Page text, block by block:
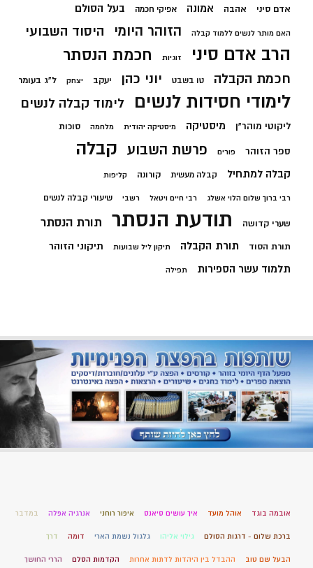
אדם סיני אהבה אמונה אפיקי חכמה בעל הסולם
האם מותר לנשים ללמוד קבלה הזוהר היומי היסוד השבועי
הרב אדם סיני זוגיות חכמת הנסתר
חכמת הקבלה טו בשבט יוני כהן יעקב יצחק ל"ג בעומר
לימודי חסידות לנשים לימוד קבלה לנשים
ליקוטי מוהר"ן מיסטיקה מיסטיקה יהודית מלחמה סוכות
ספר הזוהר פורים פרשת השבוע קבלה
קבלה למתחיל קבלה מעשית קורונה קליפות
רבי ברוך שלום הלוי אשלג רבי חיים ויטאל רשבי שיעורי קבלה לנשים
שערי קדושה תודעת הנסתר תורת הנסתר
תורת הסוד תורת הקבלה תיקון ליל שבועות תיקוני הזוהר
תלמוד עשר הספירות תפילה
אובמה בוגד אוהל מועד איך עושים סיאנס איפור רוחני אנרגיה אפלה במדבר
ברכת שלום - דרגות הסולם גילוי אליהו גלגול נשמת הארי דומה דרך
הבעל שם טוב ההבדל בין היהדות לדתות אחרות הקדמות הסלם הררי החושך